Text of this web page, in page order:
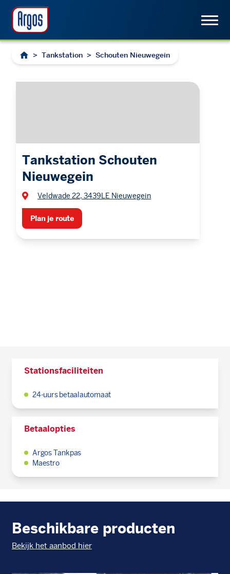
> Tankstation > Schouten Nieuwegein
Tankstation Schouten
Nieuwegein
Veldwade 22, 3439LE Nieuwegein
Plan je route
Stationsfaciliteiten
24-uurs betaalautomaat
Betaalopties
Argos Tankpas
Maestro
Beschikbare producten
Bekijk het aanbod hier